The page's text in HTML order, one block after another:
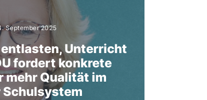
September 2025
Unterricht
fordert konkrete
mehr Qualität im
Schulsystem